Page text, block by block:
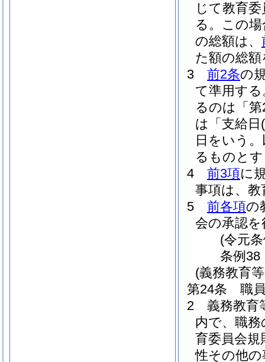
じて教育
る。 この
の総額は、
た額の総
3
前2条の
て準用する
るのは「
は「支給日
日をいう
るものと
4
前3項に
事項は、
5
前各項の
会の承認
(令元
条例38
(義務教育
第24条
職
2
義務教育
内で、職
育委員会
性その他